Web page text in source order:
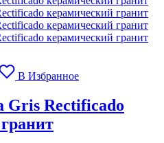
В Избранное
Gris Rectificado